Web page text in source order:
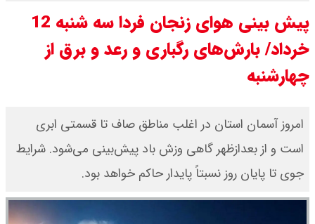
پیش بینی هوای زنجان فردا سه شنبه 12
خرداد/ بارش‌های رگباری و رعد و برق از
چهارشنبه
امروز آسمان استان در اغلب مناطق صاف تا قسمتی ابری
است و از بعدازظهر گاهی وزش باد پیش‌بینی می‌شود. شرایط
جوی تا پایان روز نسبتاً پایدار حاکم خواهد بود.